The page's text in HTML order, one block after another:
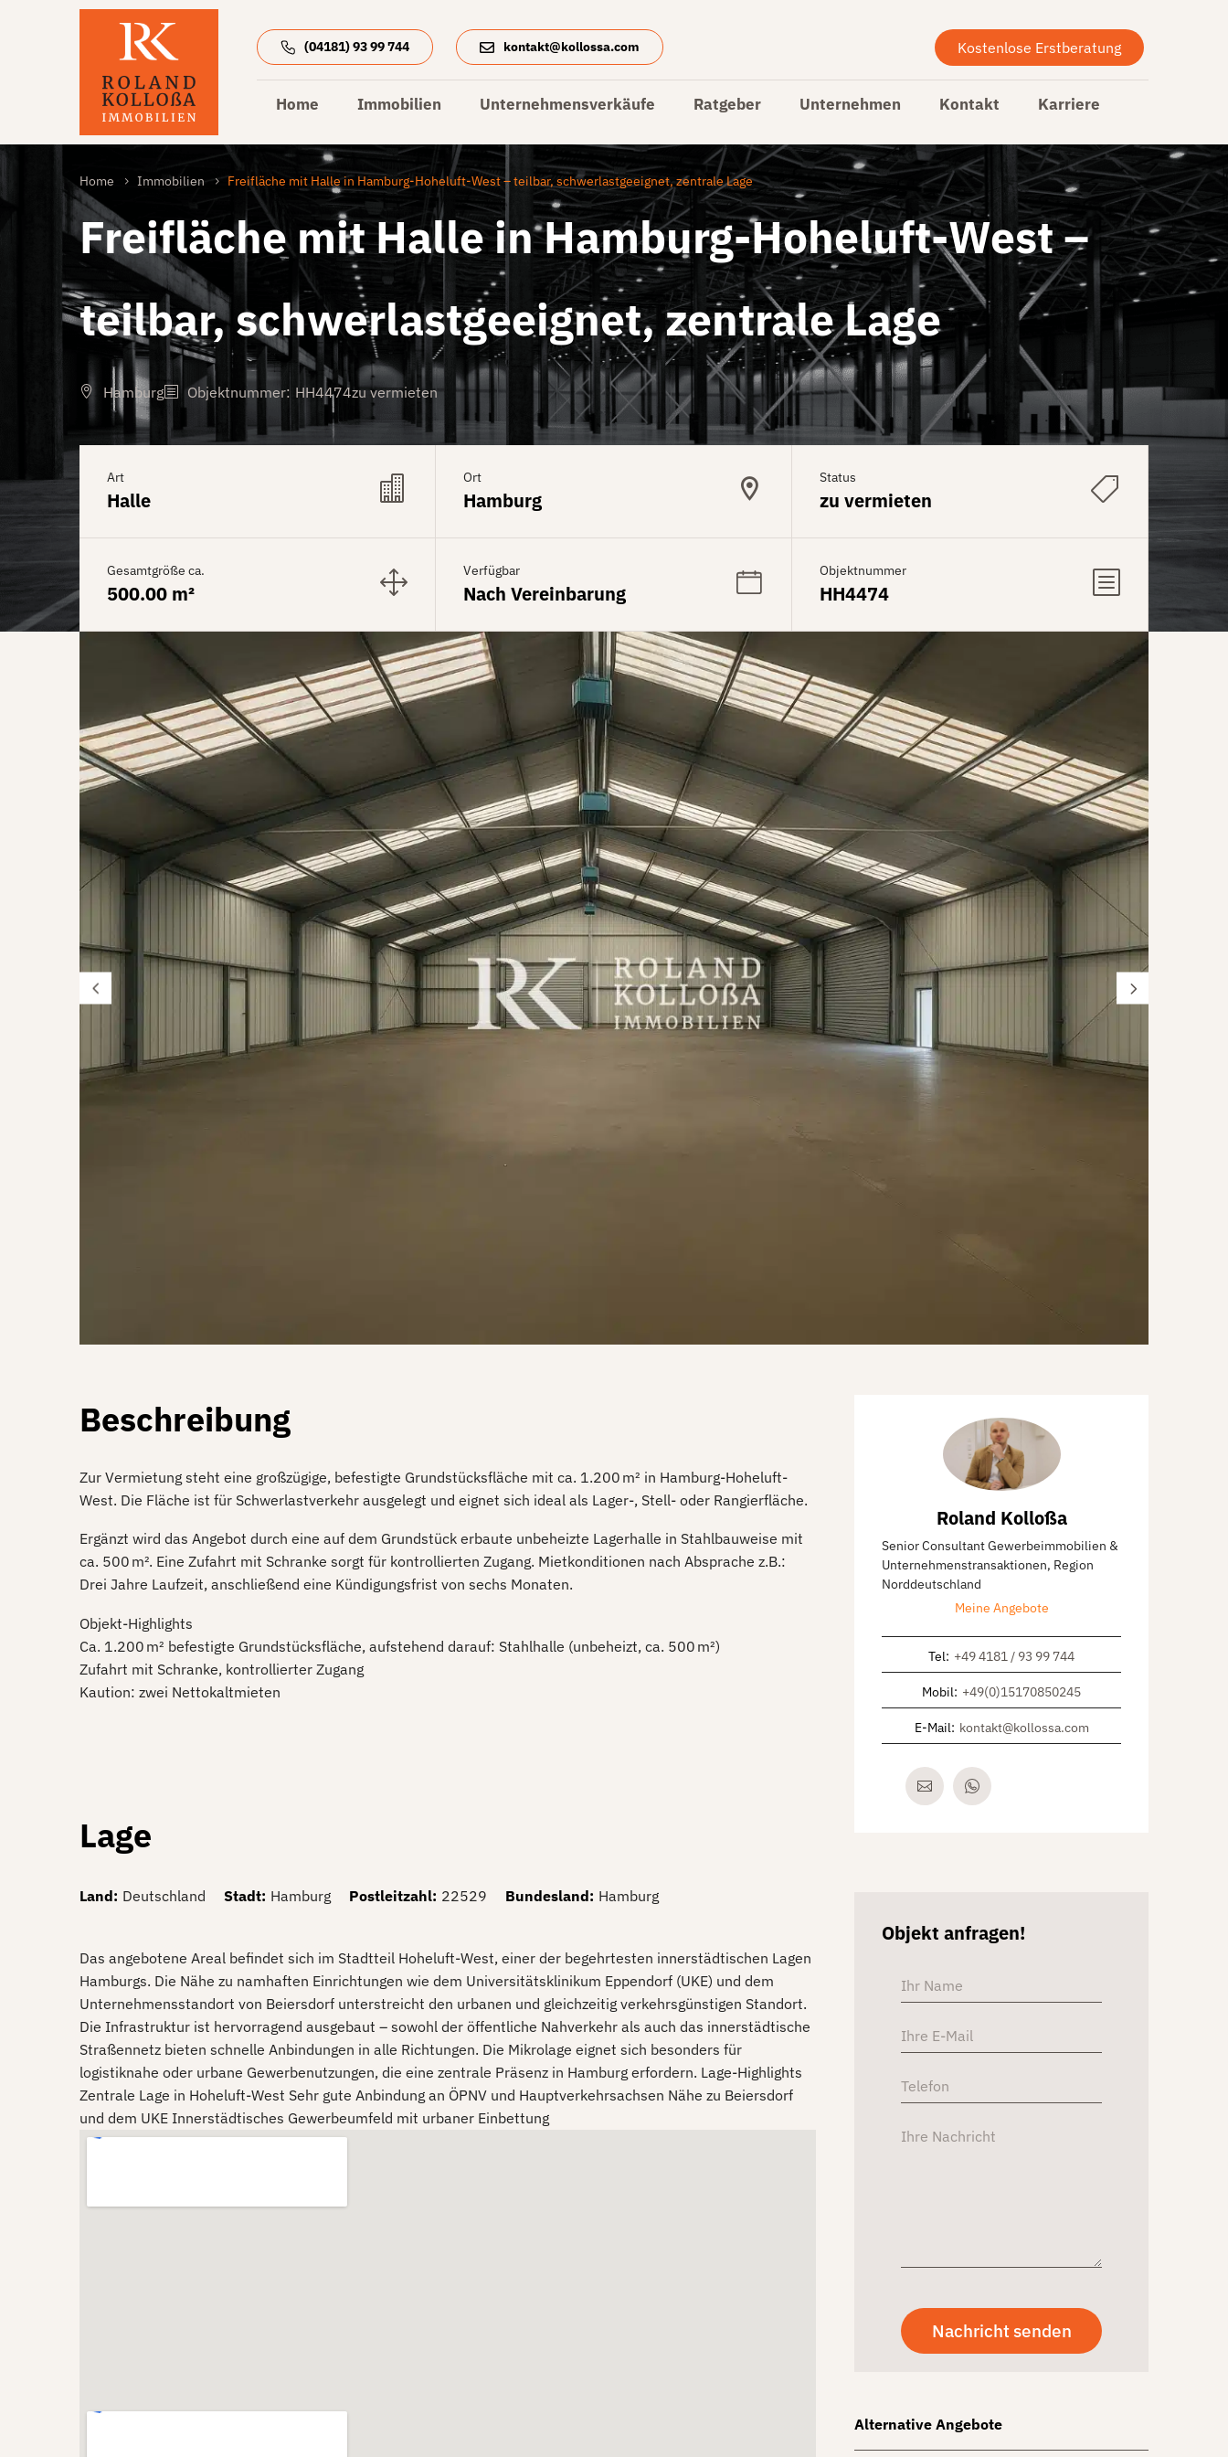
(04181) 93 99 744 kontakt@kollossa.com Kostenlose Erstberatung
Home Immobilien Unternehmensverkäufe Ratgeber Unternehmen Kontakt Karriere
Home Immobilien Freifläche mit Halle in Hamburg-Hoheluft-West – teilbar, schwerlastgeeignet, zentrale Lage
Freifläche mit Halle in Hamburg-Hoheluft-West –
teilbar, schwerlastgeeignet, zentrale Lage
Hamburg Objektnummer: HH4474zu vermieten
Art
Halle
Ort
Hamburg
Status
zu vermieten
Gesamtgröße ca.
500.00 m²
Verfügbar
Nach Vereinbarung
Objektnummer
HH4474
Beschreibung
Zur Vermietung steht eine großzügige, befestigte Grundstücksfläche mit ca. 1.200 m² in Hamburg-Hoheluft-
West. Die Fläche ist für Schwerlastverkehr ausgelegt und eignet sich ideal als Lager-, Stell- oder Rangierfläche.
Ergänzt wird das Angebot durch eine auf dem Grundstück erbaute unbeheizte Lagerhalle in Stahlbauweise mit
ca. 500 m². Eine Zufahrt mit Schranke sorgt für kontrollierten Zugang. Mietkonditionen nach Absprache z.B.:
Drei Jahre Laufzeit, anschließend eine Kündigungsfrist von sechs Monaten.
Objekt-Highlights
Ca. 1.200 m² befestigte Grundstücksfläche, aufstehend darauf: Stahlhalle (unbeheizt, ca. 500 m²)
Zufahrt mit Schranke, kontrollierter Zugang
Kaution: zwei Nettokaltmieten
Lage
Land: Deutschland Stadt: Hamburg Postleitzahl: 22529 Bundesland: Hamburg
Das angebotene Areal befindet sich im Stadtteil Hoheluft-West, einer der begehrtesten innerstädtischen Lagen
Hamburgs. Die Nähe zu namhaften Einrichtungen wie dem Universitätsklinikum Eppendorf (UKE) und dem
Unternehmensstandort von Beiersdorf unterstreicht den urbanen und gleichzeitig verkehrsgünstigen Standort.
Die Infrastruktur ist hervorragend ausgebaut – sowohl der öffentliche Nahverkehr als auch das innerstädtische
Straßennetz bieten schnelle Anbindungen in alle Richtungen. Die Mikrolage eignet sich besonders für
logistiknahe oder urbane Gewerbenutzungen, die eine zentrale Präsenz in Hamburg erfordern. Lage-Highlights
Zentrale Lage in Hoheluft-West Sehr gute Anbindung an ÖPNV und Hauptverkehrsachsen Nähe zu Beiersdorf
und dem UKE Innerstädtisches Gewerbeumfeld mit urbaner Einbettung
Roland Kolloßa
Senior Consultant Gewerbeimmobilien &
Unternehmenstransaktionen, Region
Norddeutschland
Meine Angebote
Tel: +49 4181 / 93 99 744
Mobil: +49(0)15170850245
E-Mail: kontakt@kollossa.com
Objekt anfragen!
Alternative Angebote